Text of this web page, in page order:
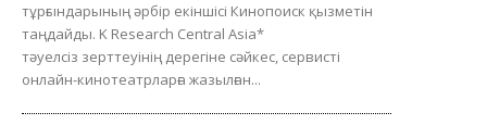
тұрғындарының әрбір екіншісі Кинопоиск қызметін
таңдайды. K Research Central Asia*
тәуелсіз зерттеуінің дерегіне сәйкес, сервисті
онлайн-кинотеатрларға жазылған...